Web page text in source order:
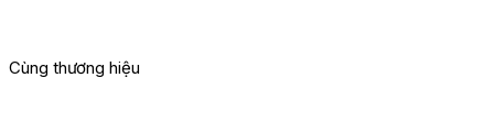
Cùng thương hiệu